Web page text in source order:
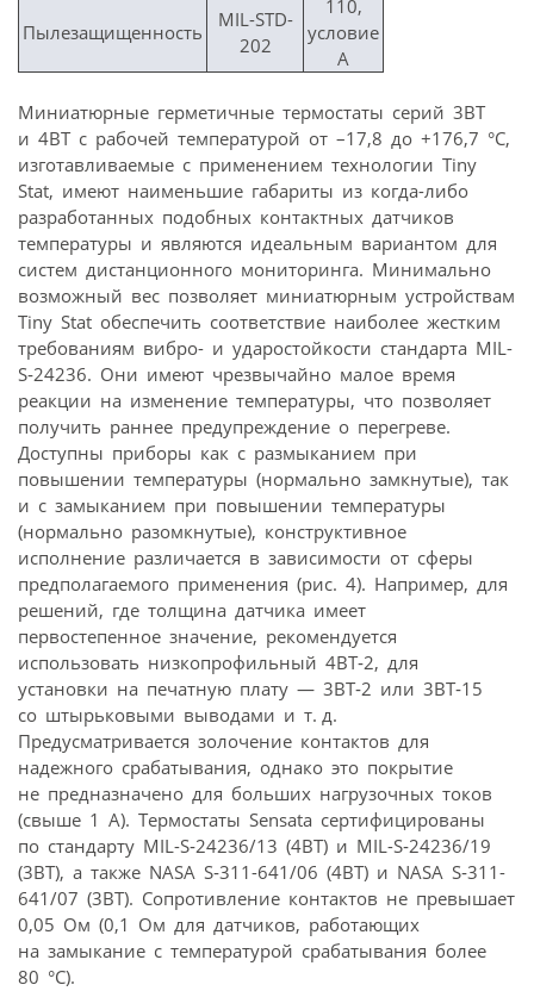
Пылезащищенность
MIL-STD-
202
110,
условие
A
Миниатюрные герметичные термостаты серий 3BT
и 4BT с рабочей температурой от –17,8 до +176,7 °C,
изготавливаемые с применением технологии Tiny
Stat, имеют наименьшие габариты из когда-либо
разработанных подобных контактных датчиков
температуры и являются идеальным вариантом для
систем дистанционного мониторинга. Минимально
возможный вес позволяет миниатюрным устройствам
Tiny Stat обеспечить соответствие наиболее жестким
требованиям вибро- и ударостойкости стандарта MIL-
S‑24236. Они имеют чрезвычайно малое время
реакции на изменение температуры, что позволяет
получить раннее предупреждение о перегреве.
Доступны приборы как с размыканием при
повышении температуры (нормально замкнутые), так
и с замыканием при повышении температуры
(нормально разомкнутые), конструктивное
исполнение различается в зависимости от сферы
предполагаемого применения (рис. 4). Например, для
решений, где толщина датчика имеет
первостепенное значение, рекомендуется
использовать низкопрофильный 4BT‑2, для
установки на печатную плату — 3BT‑2 или 3BT‑15
со штырьковыми выводами и т. д.
Предусматривается золочение контактов для
надежного срабатывания, однако это покрытие
не предназначено для больших нагрузочных токов
(свыше 1 А). Термостаты Sensata сертифицированы
по стандарту MIL-S‑24236/13 (4BT) и MIL-S‑24236/19
(3BT), а также NASA S‑311-641/06 (4BT) и NASA S‑311-
641/07 (3BT). Сопротивление контактов не превышает
0,05 Ом (0,1 Ом для датчиков, работающих
на замыкание с температурой срабатывания более
80 °C).